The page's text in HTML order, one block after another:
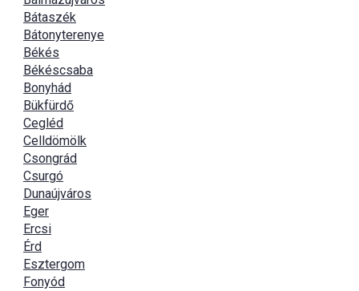
Bátaszék
Bátonyterenye
Békés
Békéscsaba
Bonyhád
Bükfürdő
Cegléd
Celldömölk
Csongrád
Csurgó
Dunaújváros
Eger
Ercsi
Érd
Esztergom
Fonyód